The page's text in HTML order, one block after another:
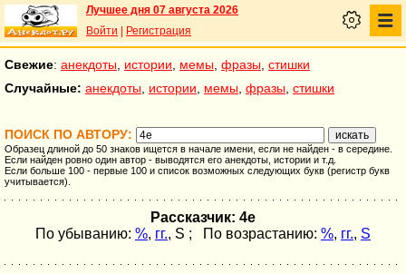
Лучшее дня 07 августа 2026
Войти
Регистрация
Свежие: анекдоты истории мемы фразы стишки
Случайные: анекдоты истории мемы фразы стишки
ПОИСК ПО АВТОРУ:
Образец длиной до 50 знаков ищется в начале имени, если не найден - в середине.
Если найден ровно один автор - выводятся его анекдоты, истории и т.д.
Если больше 100 - первые 100 и список возможных следующих букв (регистр букв
учитывается).
Рассказчик: 4e
По убыванию: %, гг., S ; По возрастанию: %, гг., S